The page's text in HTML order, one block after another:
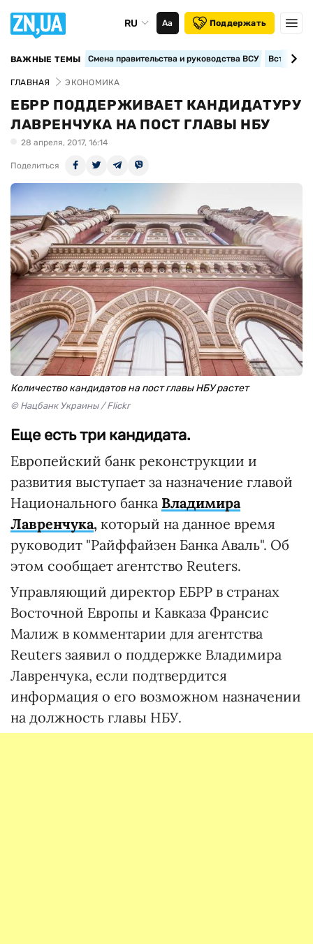
RU Аа Поддержать
ВАЖНЫЕ ТЕМЫ Смена правительства и руководства ВСУ
ГЛАВНАЯ ЭКОНОМИКА
ЕБРР ПОДДЕРЖИВАЕТ КАНДИДАТУРУ
ЛАВРЕНЧУКА НА ПОСТ ГЛАВЫ НБУ
28 апреля, 2017, 16:14
Поделиться
Количество кандидатов на пост главы НБУ растет
© Нацбанк Украины / Flickr
Еще есть три кандидата.
Европейский банк реконструкции и
развития выступает за назначение главой
Национального банка Владимира
Лавренчука, который на данное время
руководит "Райффайзен Банка Аваль". Об
этом сообщает агентство Reuters.
Управляющий директор ЕБРР в странах
Восточной Европы и Кавказа Франсис
Малиж в комментарии для агентства
Reuters заявил о поддержке Владимира
Лавренчука, если подтвердится
информация о его возможном назначении
на должность главы НБУ.